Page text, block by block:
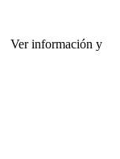
Ver información y